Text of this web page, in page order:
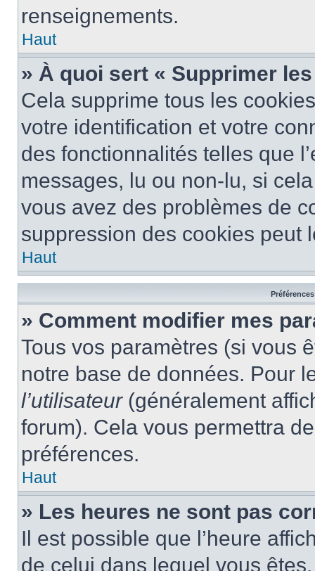
renseignements.
Haut
» À quoi sert « Supprimer
Cela supprime tous les
votre identification et votre
des fonctionnalités telles que
messages, lu ou non-lu, si
vous avez des problèmes de
suppression des cookies peut
Haut
» Comment modifier mes
Tous vos paramètres (si vous
notre base de données. Pour
l’utilisateur(généralement
forum). Cela vous permettra
préférences.
Haut
» Les heures ne sont pas
Il est possible que l’heure
de celui dans lequel vous